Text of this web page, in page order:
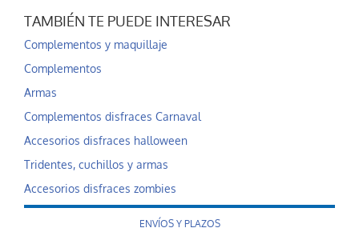
TAMBIÉN TE PUEDE INTERESAR
Complementos y maquillaje
Complementos
Armas
Complementos disfraces Carnaval
Accesorios disfraces halloween
Tridentes, cuchillos y armas
Accesorios disfraces zombies
ENVÍOS Y PLAZOS